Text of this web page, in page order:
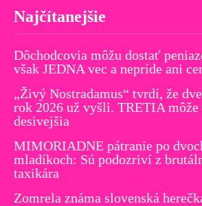
Najčítanejšie
Dôchodcovia môžu dostať
však JEDNA vec a nepríde ani
„Živý Nostradamus“ tvrdí, že
rok 2026 už vyšli. TRETIA
desivejšia
MIMORIADNE pátranie po
mladíkoch: Sú podozriví z
taxikára
Zomrela známa slovenská